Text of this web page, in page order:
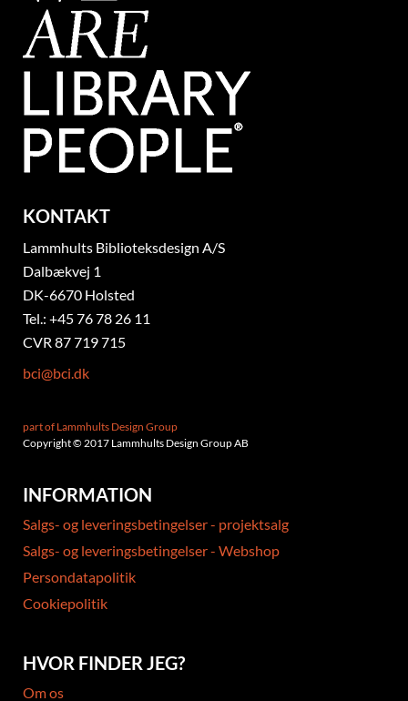
KONTAKT
Lammhults Biblioteksdesign A/S
Dalbækvej 1
DK-6670 Holsted
Tel.: +45 76 78 26 11
CVR 87 719 715
bci@bci.dk
part of Lammhults Design Group
Copyright © 2017 Lammhults Design Group AB
INFORMATION
Salgs- og leveringsbetingelser - projektsalg
Salgs- og leveringsbetingelser - Webshop
Persondatapolitik
Cookiepolitik
HVOR FINDER JEG?
Om os